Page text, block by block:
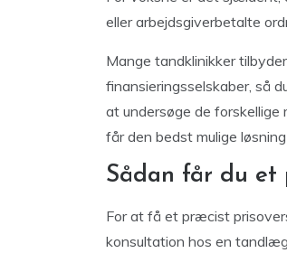
eller arbejdsgiverbetalte
Mange tandklinikker
finansieringsselskaber, så
at undersøge de forskellige
får den bedst mulige
Sådan får du et
For at få et præcist
konsultation hos en